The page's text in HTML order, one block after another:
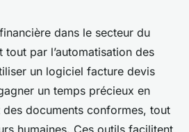
dans le secteur du
tout par l’automatisation des
un logiciel facture devis
un temps précieux en
documents conformes, tout
humaines. Ces outils facilitent